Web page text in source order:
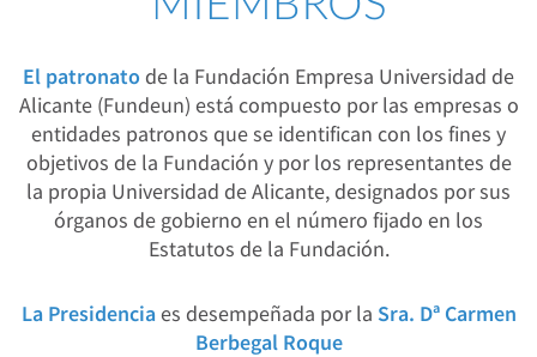
El patronatode la Fundación Empresa Universidad de
Alicante (Fundeun) está compuesto por las empresas o
entidades patronos que se identifican con los fines y
objetivos de la Fundación y por los representantes de
la propia Universidad de Alicante, designados por sus
órganos de gobierno en el número fijado en los
Estatutos de la Fundación.
La Presidenciaes desempeñada por la Sra. Dª Carmen
Berbegal Roque